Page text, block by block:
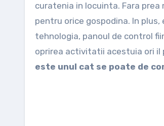
curatenia in locuinta. Fara
pentru orice gospodina. In
tehnologia, panoul de control
oprirea activitatii acestuia ori il
este unul cat se poate de